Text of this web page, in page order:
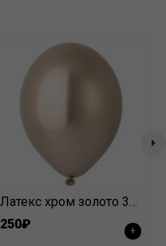
Латекс хром золото 30 см
250₽
+